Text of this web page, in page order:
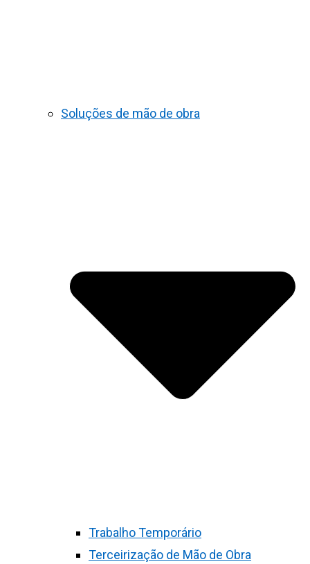
Soluções de mão de obra
Trabalho Temporário
Terceirização de Mão de Obra